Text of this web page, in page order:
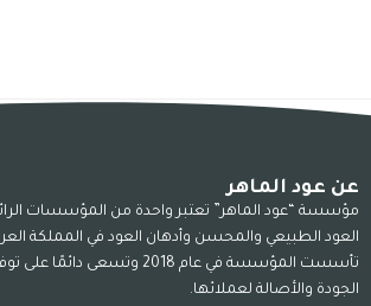
عن عود الماهر
مؤسسة “عود الماهر” تعتبر واحدة من المؤسسات
العود الطبيعي والمحسن وأدهان العود في المملكة
تأسست المؤسسة في عام 2018 وتسعى
الجودة والأصالة لعملائها.